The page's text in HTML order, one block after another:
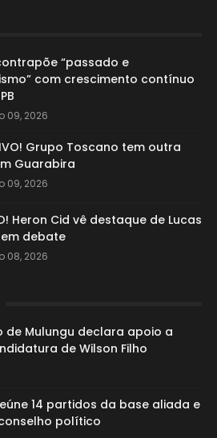
“passado e
com crescimento contínuo
09, 2026
Grupo Toscano tem outra
Guarabira
09, 2026
Heron Cid vê destaque de Lucas
em debate
08, 2026
de Mulungu declara apoio a
de Wilson Filho
14 partidos da base aliada e
político